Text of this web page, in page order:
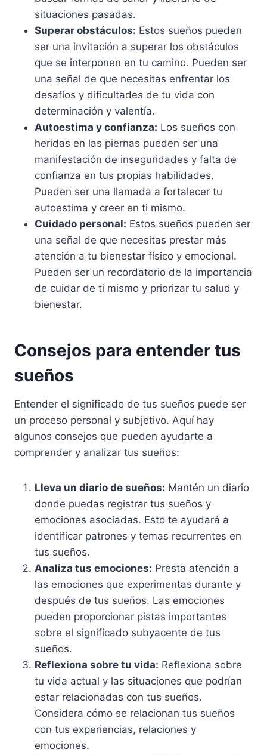
situaciones pasadas.
Superar obstáculos: Estos sueños pueden
ser una invitación a superar los obstáculos
que se interponen en tu camino. Pueden ser
una señal de que necesitas enfrentar los
desafíos y dificultades de tu vida con
determinación y valentía.
Autoestima y confianza: Los sueños con
heridas en las piernas pueden ser una
manifestación de inseguridades y falta de
confianza en tus propias habilidades.
Pueden ser una llamada a fortalecer tu
autoestima y creer en ti mismo.
Cuidado personal: Estos sueños pueden ser
una señal de que necesitas prestar más
atención a tu bienestar físico y emocional.
Pueden ser un recordatorio de la importancia
de cuidar de ti mismo y priorizar tu salud y
bienestar.
Consejos para entender tus
sueños
Entender el significado de tus sueños puede ser
un proceso personal y subjetivo. Aquí hay
algunos consejos que pueden ayudarte a
comprender y analizar tus sueños:
Lleva un diario de sueños: Mantén un diario
donde puedas registrar tus sueños y
emociones asociadas. Esto te ayudará a
identificar patrones y temas recurrentes en
tus sueños.
Analiza tus emociones: Presta atención a
las emociones que experimentas durante y
después de tus sueños. Las emociones
pueden proporcionar pistas importantes
sobre el significado subyacente de tus
sueños.
Reflexiona sobre tu vida: Reflexiona sobre
tu vida actual y las situaciones que podrían
estar relacionadas con tus sueños.
Considera cómo se relacionan tus sueños
con tus experiencias, relaciones y
emociones.